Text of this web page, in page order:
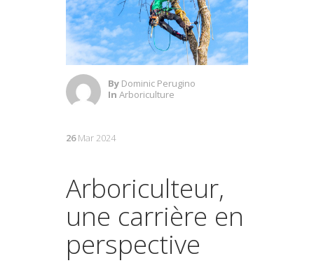
By Dominic Perugino
In Arboriculture
26Mar 2024
Arboriculteur,
une carrière en
perspective